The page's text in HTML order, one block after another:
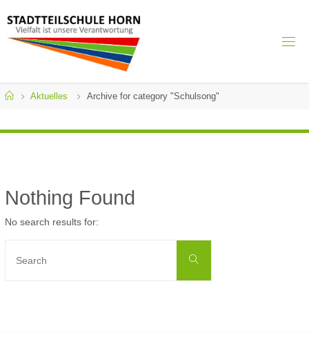
to
content
H
OR
Vielfalt ist
HomeAktuelles Archive for category "Schulsong"
Nothing Found
No search results for:
Search